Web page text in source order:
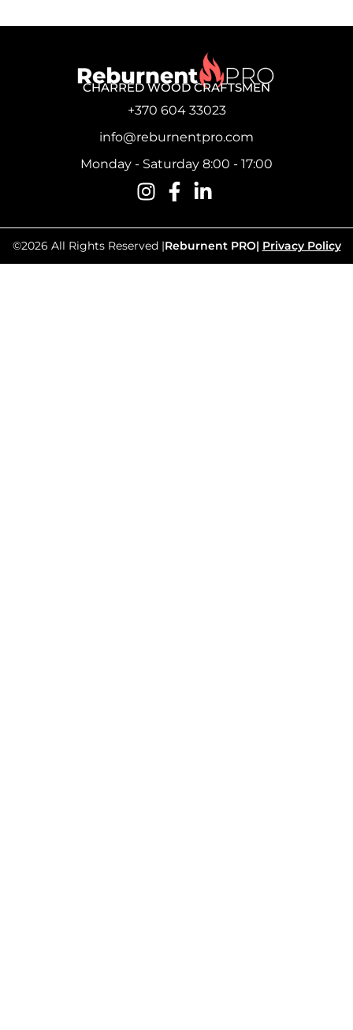
CHARRED WOOD CRAFTSMEN
+370 604 33023
info@reburnentpro.com
Monday - Saturday 8:00 - 17:00
©2026 All Rights Reserved |Reburnent PRO| Privacy Policy